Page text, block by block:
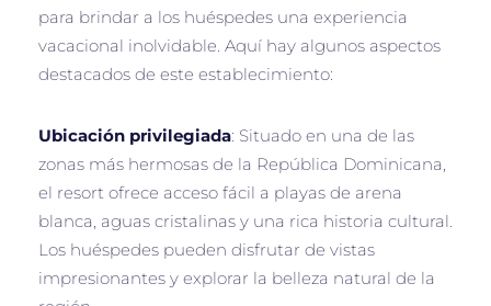
para brindar a los huéspedes una experiencia
vacacional inolvidable. Aquí hay algunos aspectos
destacados de este establecimiento:
Ubicación privilegiada: Situado en una de las
zonas más hermosas de la República Dominicana,
el resort ofrece acceso fácil a playas de arena
blanca, aguas cristalinas y una rica historia cultural.
Los huéspedes pueden disfrutar de vistas
impresionantes y explorar la belleza natural de la